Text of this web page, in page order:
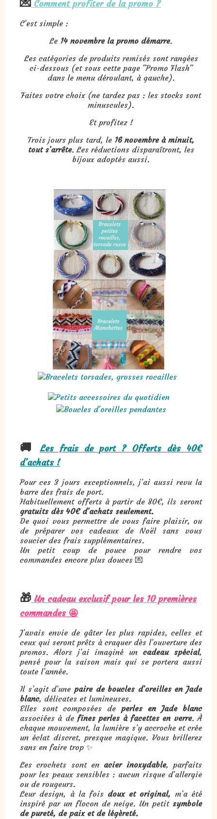
💌 Comment profiter de la promo ?
C’est simple :
Le 14 novembre la promo démarre.
Les catégories de produits remisés sont rangées
ci-dessous (et sous cette page "Promo Flash"
dans le menu déroulant, à gauche).
Faites votre choix (ne tardez pas : les stocks sont
minuscules).
Et profitez !
Trois jours plus tard, le 16 novembre à minuit,
tout s’arrête. Les réductions disparaîtront, les
bijoux adoptés aussi.
🚚Les frais de port ? Offerts dès 40€
d’achats !
Pour ces 3 jours exceptionnels, j’ai aussi revu la
barre des frais de port.
Habituellement offerts à partir de 80€, ils seront
gratuits dès 40€ d’achats seulement.
De quoi vous permettre de vous faire plaisir, ou
de préparer vos cadeaux de Noël sans vous
soucier des frais supplémentaires.
Un petit coup de pouce pour rendre vos
commandes encore plus douces 💌
🎁 Un cadeau exclusif pour les 10 premières
commandes 🤩
J’avais envie de gâter les plus rapides, celles et
ceux qui seront prêts à craquer dès l’ouverture des
promos. Alors j’ai imaginé un cadeau spécial,
pensé pour la saison mais qui se portera aussi
toute l’année.
Il s’agit d’une paire de boucles d’oreilles en Jade
blanc, délicates et lumineuses.
Elles sont composées de perles en Jade blanc
associées à defines perles à facettes en verre. À
chaque mouvement, la lumière s’y accroche et crée
un éclat discret, presque magique. Vous brillerez
sans en faire trop ✨
Les crochets sont en acier inoxydable, parfaits
pour les peaux sensibles : aucun risque d’allergie
ou de rougeurs.
Leur design, à la fois doux et original, m’a été
inspiré par un flocon de neige. Un petit symbole
de pureté, de paix et de légèreté.